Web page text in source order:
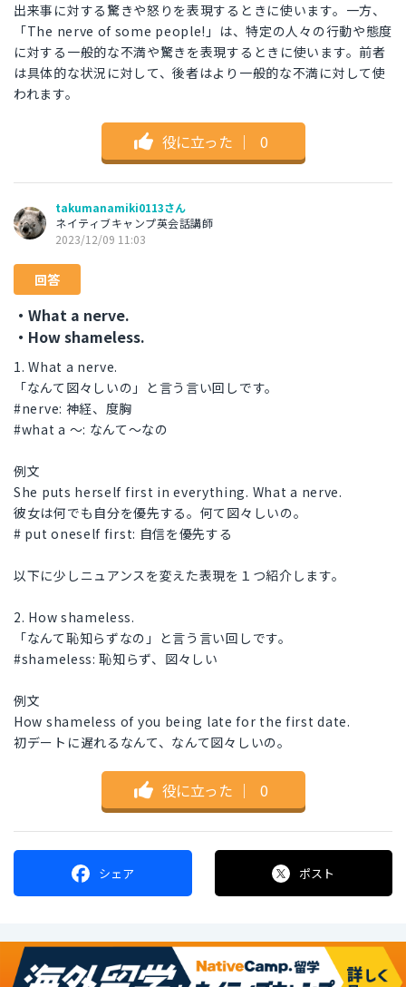
出来事に対する驚きや怒りを表現するときに使います。一方、
「The nerve of some people!」は、特定の人々の行動や態度
に対する一般的な不満や驚きを表現するときに使います。前者
は具体的な状況に対して、後者はより一般的な不満に対して使
われます。
役に立った ｜ 0
takumanamiki0113さん
ネイティブキャンプ英会話講師
2023/12/09 11:03
回答
・What a nerve.
・How shameless.
1. What a nerve.
「なんて図々しいの」と言う言い回しです。
#nerve: 神経、度胸
#what a 〜: なんて〜なの
例文
She puts herself first in everything. What a nerve.
彼女は何でも自分を優先する。何て図々しいの。
# put oneself first: 自信を優先する
以下に少しニュアンスを変えた表現を１つ紹介します。
2. How shameless.
「なんて恥知らずなの」と言う言い回しです。
#shameless: 恥知らず、図々しい
例文
How shameless of you being late for the first date.
初デートに遅れるなんて、なんて図々しいの。
役に立った ｜ 0
シェア ポスト